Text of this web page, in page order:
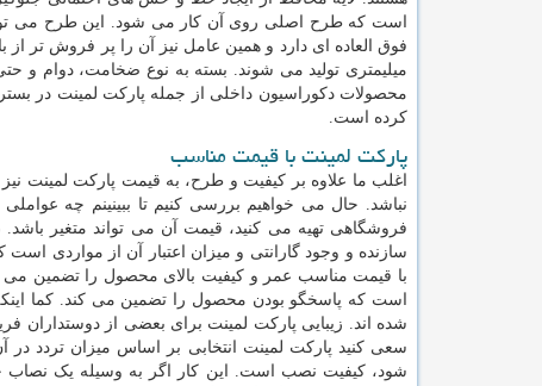
است که طرح اصلی روی آن کار می شود. این طرح می
فوق العاده ای دارد و همین عامل نیز آن را پر فروش تر
میلیمتری تولید می شوند. بسته به نوع ضخامت، دوام و
محصولات دکوراسیون داخلی از جمله پارکت لمینت در
کرده است.
پارکت لمینت با قیمت مناسب
اغلب ما علاوه بر کیفیت و طرح، به قیمت پارکت
نباشد. حال می خواهیم بررسی کنیم تا ببینینم چه
فروشگاهی تهیه می کنید، قیمت آن می تواند متغیر
سازنده و وجود گارانتی و میزان اعتبار آن از مواردی
با قیمت مناسب عمر و کیفیت بالای محصول را تضمین می
است که پاسخگو بودن محصول را تضمین می کند. کما
شده اند. زیبایی پارکت لمینت برای بعضی از دوستداران
سعی کنید پارکت لمینت انتخابی بر اساس میزان تردد
شود، کیفیت نصب است. این کار اگر به وسیله یک نصاب